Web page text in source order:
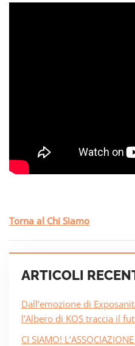
Torna al Chi Siamo
ARTICOLI
Dall’emozione di
l’Albero di KOS traccia il
CI SIAMO!